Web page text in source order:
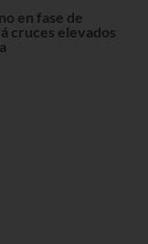
en fase de
cruces elevados